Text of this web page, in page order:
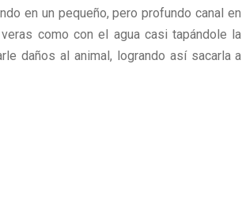
en un pequeño, pero profundo canal en
como con el agua casi tapándole la
daños al animal, logrando así sacarla a